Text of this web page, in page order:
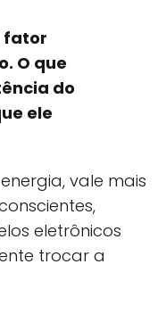
fator
O que
do
ele
vale mais
eletrônicos
trocar a